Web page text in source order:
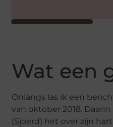
Wat een
Onlangs las ik een
van oktober 2018.
(Sjoerd) het over zijn